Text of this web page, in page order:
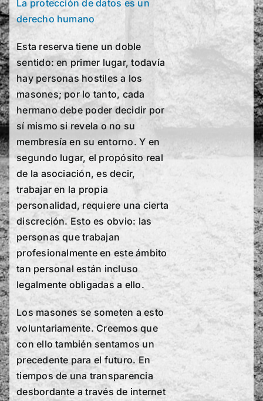
La protección de datos es un
derecho humano
Esta reserva tiene un doble
sentido: en primer lugar, todavía
hay personas hostiles a los
masones; por lo tanto, cada
hermano debe poder decidir por
sí mismo si revela o no su
membresía en su entorno. Y en
segundo lugar, el propósito real
de la asociación, es decir,
trabajar en la propia
personalidad, requiere una cierta
discreción. Esto es obvio: las
personas que trabajan
profesionalmente en este ámbito
tan personal están incluso
legalmente obligadas a ello.
Los masones se someten a esto
voluntariamente. Creemos que
con ello también sentamos un
precedente para el futuro. En
tiempos de una transparencia
desbordante a través de internet